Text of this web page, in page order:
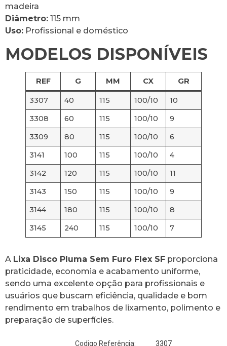
madeira
Diâmetro: 115 mm
Uso: Profissional e doméstico
MODELOS DISPONÍVEIS
REF G MM CX GR
3307 40 115 100/10
10
3308
60 115 100/10
9
3309
80 115 100/10
6
3141
100 115 100/10
4
3142
120 115 100/10
11
3143
150 115 100/10
9
3144
180 115 100/10
8
3145
240 115 100/10 7
A Lixa Disco Pluma Sem Furo Flex SF proporciona
praticidade, economia e acabamento uniforme,
sendo uma excelente opção para profissionais e
usuários que buscam eficiência, qualidade e bom
rendimento em trabalhos de lixamento, polimento e
preparação de superfícies.
Codigo Referência: 3307